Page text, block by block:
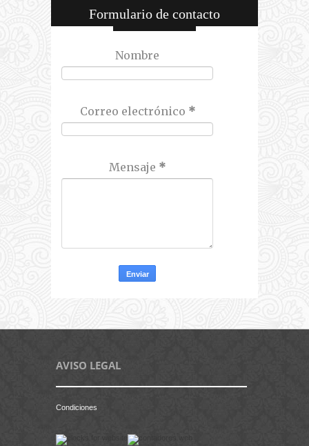
Formulario de contacto
Nombre
Correo electrónico *
Mensaje *
AVISO LEGAL
Condiciones